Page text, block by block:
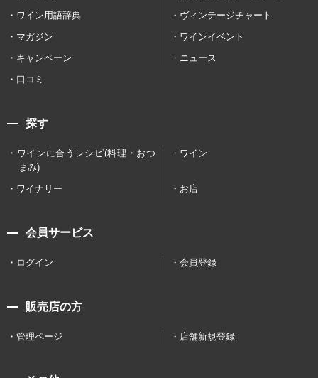
ワイン用語辞典
ヴィンテージチャート
マガジン
ワインイベント
キャンペーン
ニュース
口コミ
探す
ワインに合うレシピ(料理・おつ
まみ)
ワイン
ワイナリー お店
会員サービス
ログイン 会員登録
販売店の方
管理ページ 店舗新規登録